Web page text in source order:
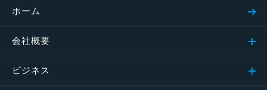
ホーム
会社概要
ビジネス